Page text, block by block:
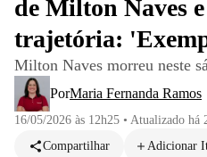
de Milton Naves
trajetória:
Milton Naves morreu neste
PorMaria Fernanda Ramos
16/05/2026 às 12h25 • Atualizado há
Compartilhar
Adicionar